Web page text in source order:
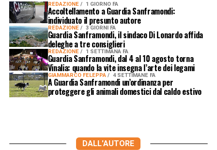
REDAZIONE 1 GIORNO FA
Accoltellamento a Guardia Sanframondi:
individuato il presunto autore
REDAZIONE 3 GIORNI FA
Guardia Sanframondi, il sindaco Di Lonardo affida
deleghe a tre consiglieri
REDAZIONE 1 SETTIMANA FA
Guardia Sanframondi, dal 4 al 10 agosto torna
Vinalia: quando la vite insegna l’arte dei legami
GIAMMARCO FELEPPA 4 SETTIMANE FA
A Guardia Sanframondi un’ordinanza per
proteggere gli animali domestici dal caldo estivo
DALL'AUTORE